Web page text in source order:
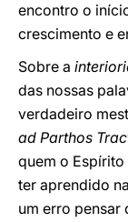
encontro o
crescimento e
Sobre a
das nossas
verdadeiro
ad Parthos
quem o
ter aprendido
um erro pensar